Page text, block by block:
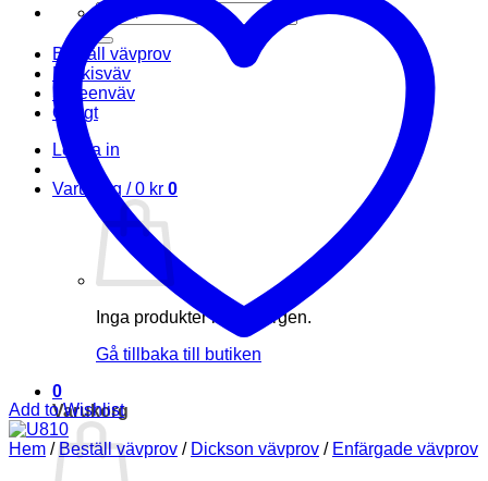
Sök
efter:
Beställ vävprov
Markisväv
Screenväv
Övrigt
Logga in
Varukorg /0 kr 0
Inga produkter i varukorgen.
Gå tillbaka till butiken
0
Varukorg
Add to Wishlist
Hem / Beställ vävprov / Dickson vävprov / Enfärgade vävprov